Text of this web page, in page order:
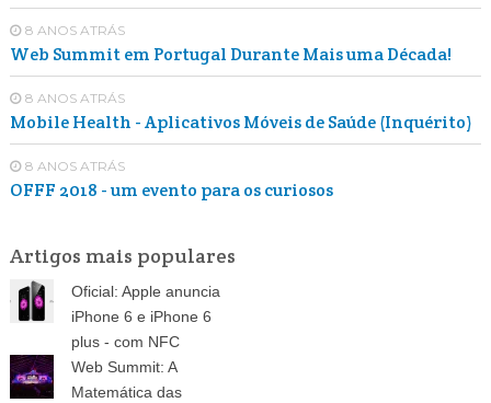
8 ANOS ATRÁS
Web Summit em Portugal Durante Mais uma Década!
8 ANOS ATRÁS
Mobile Health - Aplicativos Móveis de Saúde (Inquérito)
8 ANOS ATRÁS
OFFF 2018 - um evento para os curiosos
Artigos mais populares
Oficial: Apple anuncia
iPhone 6 e iPhone 6
plus - com NFC
Web Summit: A
Matemática das